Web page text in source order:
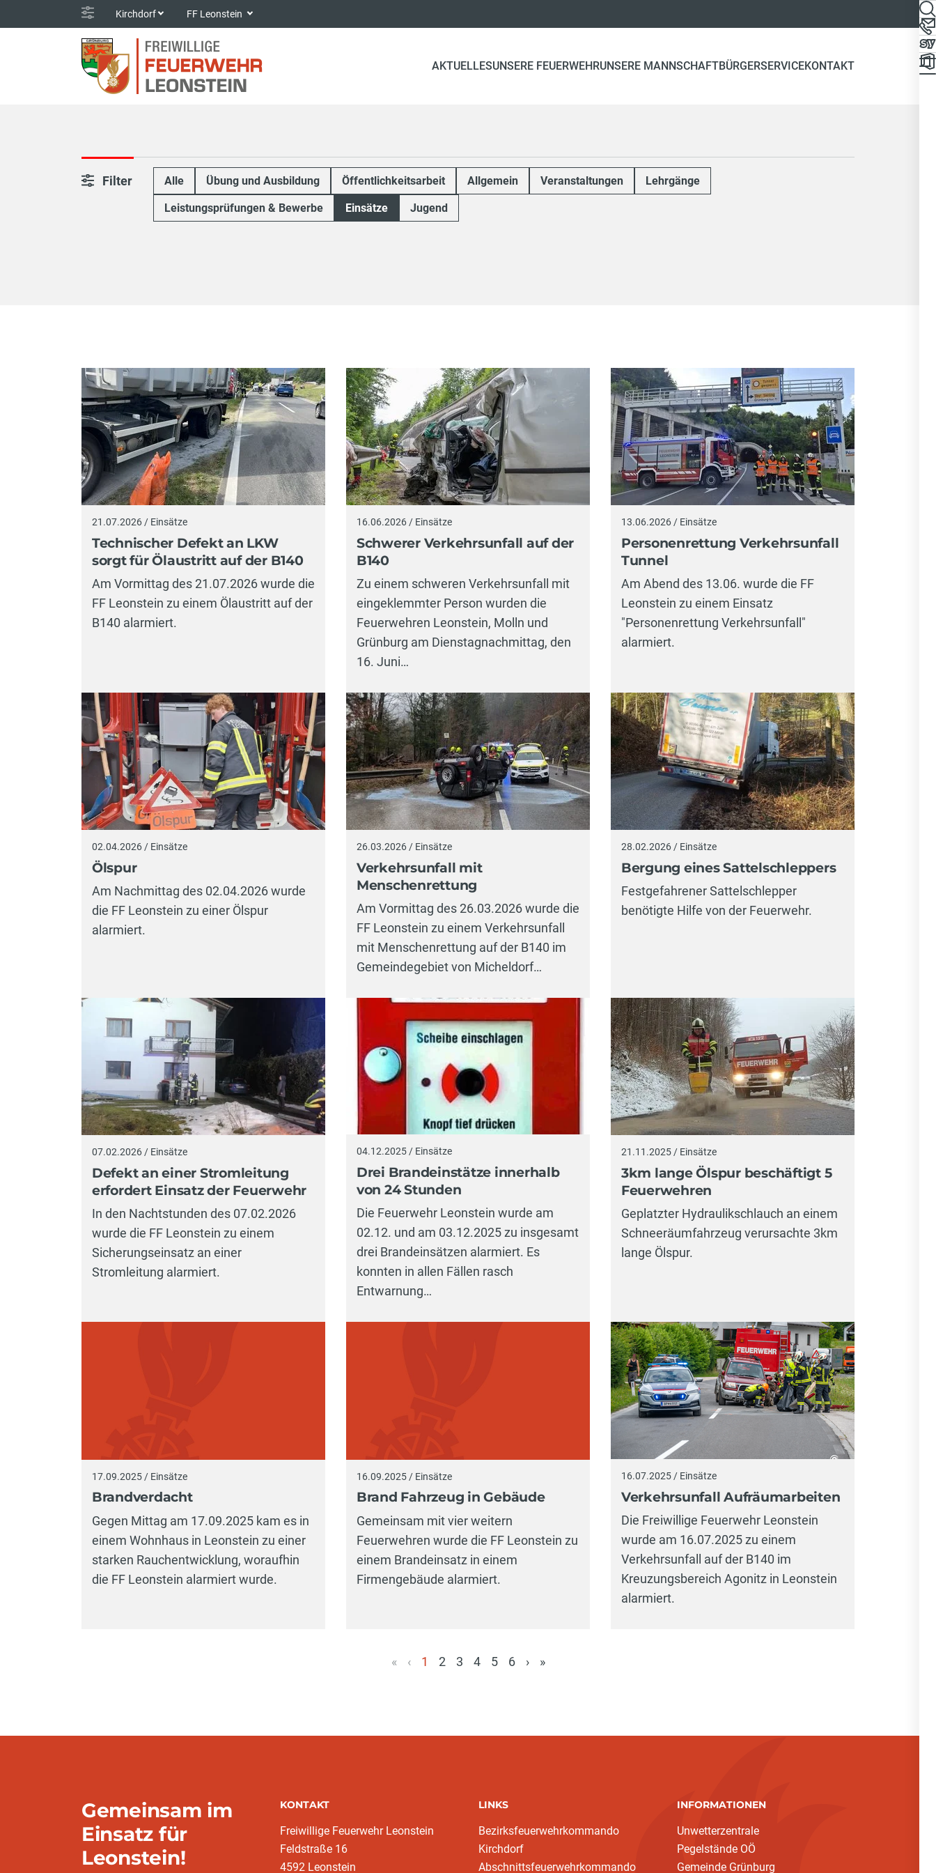
Kirchdorf FF Leonstein
AKTUELLESUNSERE FEUERWEHRUNSERE MANNSCHAFTBÜRGERSERVICEKONTAKT
Filter Alle Übung und Ausbildung Öffentlichkeitsarbeit Allgemein Veranstaltungen Lehrgänge
Leistungsprüfungen & Bewerbe Einsätze Jugend
21.07.2026 / Einsätze
Technischer Defekt an LKW
sorgt für Ölaustritt auf der B140
Am Vormittag des 21.07.2026 wurde die
FF Leonstein zu einem Ölaustritt auf der
B140 alarmiert.
16.06.2026 / Einsätze
Schwerer Verkehrsunfall auf der
B140
Zu einem schweren Verkehrsunfall mit
eingeklemmter Person wurden die
Feuerwehren Leonstein, Molln und
Grünburg am Dienstagnachmittag, den
16. Juni…
13.06.2026 / Einsätze
Personenrettung Verkehrsunfall
Tunnel
Am Abend des 13.06. wurde die FF
Leonstein zu einem Einsatz
"Personenrettung Verkehrsunfall"
alarmiert.
02.04.2026 / Einsätze
Ölspur
Am Nachmittag des 02.04.2026 wurde
die FF Leonstein zu einer Ölspur
alarmiert.
26.03.2026 / Einsätze
Verkehrsunfall mit
Menschenrettung
Am Vormittag des 26.03.2026 wurde die
FF Leonstein zu einem Verkehrsunfall
mit Menschenrettung auf der B140 im
Gemeindegebiet von Micheldorf…
28.02.2026 / Einsätze
Bergung eines Sattelschleppers
Festgefahrener Sattelschlepper
benötigte Hilfe von der Feuerwehr.
07.02.2026 / Einsätze
Defekt an einer Stromleitung
erfordert Einsatz der Feuerwehr
In den Nachtstunden des 07.02.2026
wurde die FF Leonstein zu einem
Sicherungseinsatz an einer
Stromleitung alarmiert.
04.12.2025 / Einsätze
Drei Brandeinstätze innerhalb
von 24 Stunden
Die Feuerwehr Leonstein wurde am
02.12. und am 03.12.2025 zu insgesamt
drei Brandeinsätzen alarmiert. Es
konnten in allen Fällen rasch
Entwarnung…
21.11.2025 / Einsätze
3km lange Ölspur beschäftigt 5
Feuerwehren
Geplatzter Hydraulikschlauch an einem
Schneeräumfahrzeug verursachte 3km
lange Ölspur.
17.09.2025 / Einsätze
Brandverdacht
Gegen Mittag am 17.09.2025 kam es in
einem Wohnhaus in Leonstein zu einer
starken Rauchentwicklung, woraufhin
die FF Leonstein alarmiert wurde.
16.09.2025 / Einsätze
Brand Fahrzeug in Gebäude
Gemeinsam mit vier weitern
Feuerwehren wurde die FF Leonstein zu
einem Brandeinsatz in einem
Firmengebäude alarmiert.
16.07.2025 / Einsätze
Verkehrsunfall Aufräumarbeiten
Die Freiwillige Feuerwehr Leonstein
wurde am 16.07.2025 zu einem
Verkehrsunfall auf der B140 im
Kreuzungsbereich Agonitz in Leonstein
alarmiert.
« ‹
1
2 3 4 5 6 › »
Gemeinsam im
Einsatz für
Leonstein!
KONTAKT
Freiwillige Feuerwehr Leonstein
Feldstraße 16
4592 Leonstein
LINKS
Bezirksfeuerwehrkommando
Kirchdorf
Abschnittsfeuerwehrkommando
INFORMATIONEN
Unwetterzentrale
Pegelstände OÖ
Gemeinde Grünburg